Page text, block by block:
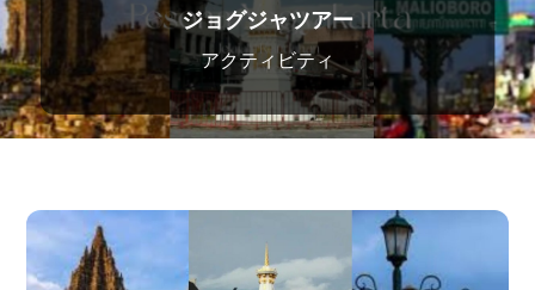
ジョグジャツアー
アクティビティ